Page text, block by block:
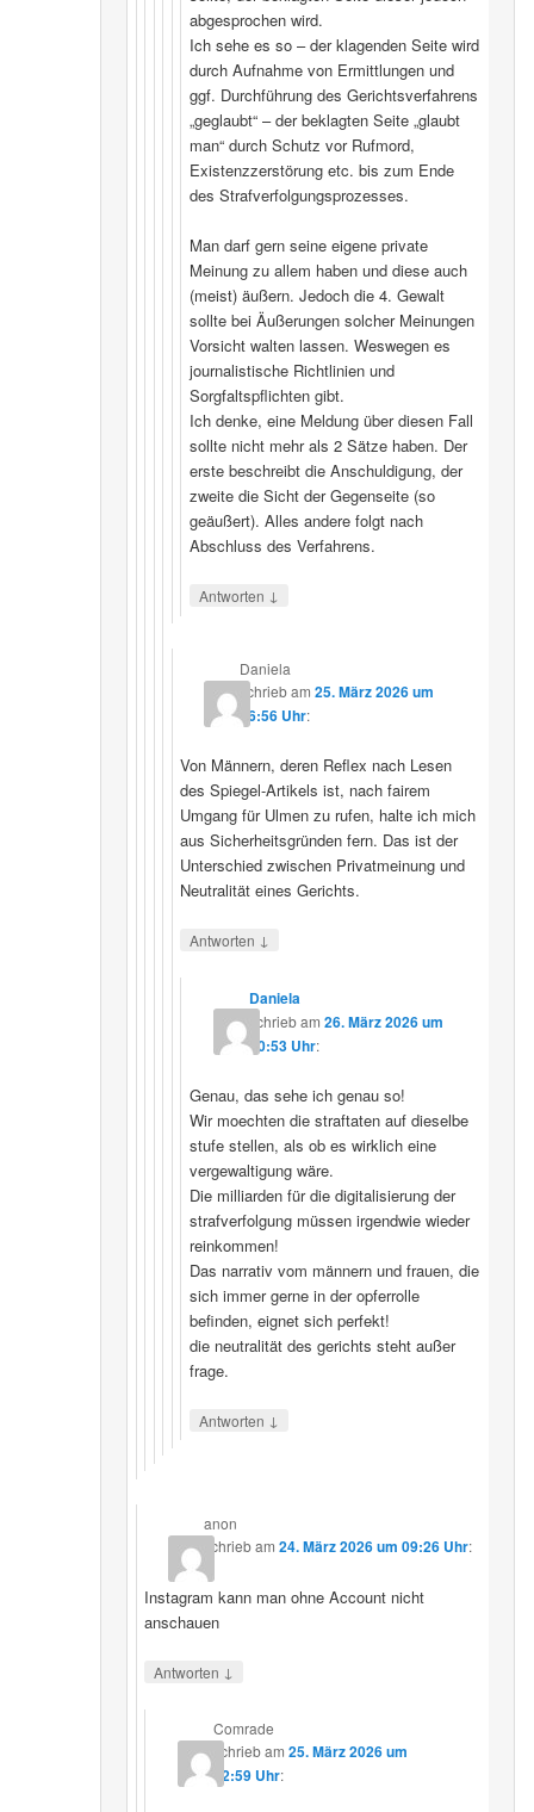
abgesprochen wird.
Ich sehe es so – der klagenden Seite wird
durch Aufnahme von Ermittlungen und
ggf. Durchführung des Gerichtsverfahrens
„geglaubt“ – der beklagten Seite „glaubt
man“ durch Schutz vor Rufmord,
Existenzzerstörung etc. bis zum Ende
des Strafverfolgungsprozesses.
Man darf gern seine eigene private
Meinung zu allem haben und diese auch
(meist) äußern. Jedoch die 4. Gewalt
sollte bei Äußerungen solcher Meinungen
Vorsicht walten lassen. Weswegen es
journalistische Richtlinien und
Sorgfaltspflichten gibt.
Ich denke, eine Meldung über diesen Fall
sollte nicht mehr als 2 Sätze haben. Der
erste beschreibt die Anschuldigung, der
zweite die Sicht der Gegenseite (so
geäußert). Alles andere folgt nach
Abschluss des Verfahrens.
Antworten ↓
Daniela
schriebam25. März 2026 um
16:56 Uhr:
Von Männern, deren Reflex nach Lesen
des Spiegel-Artikels ist, nach fairem
Umgang für Ulmen zu rufen, halte ich mich
aus Sicherheitsgründen fern. Das ist der
Unterschied zwischen Privatmeinung und
Neutralität eines Gerichts.
Antworten ↓
Daniela
schriebam 26. März 2026 um
10:53 Uhr:
Genau, das sehe ich genau so!
Wir moechten die straftaten auf dieselbe
stufe stellen, als ob es wirklich eine
vergewaltigung wäre.
Die milliarden für die digitalisierung der
strafverfolgung müssen irgendwie wieder
reinkommen!
Das narrativ vom männern und frauen, die
sich immer gerne in der opferrolle
befinden, eignet sich perfekt!
die neutralität des gerichts steht außer
frage.
Antworten ↓
anon
schriebam24. März 2026 um 09:26 Uhr:
Instagram kann man ohne Account nicht
anschauen
Antworten ↓
Comrade
schriebam 25. März 2026 um
12:59 Uhr: